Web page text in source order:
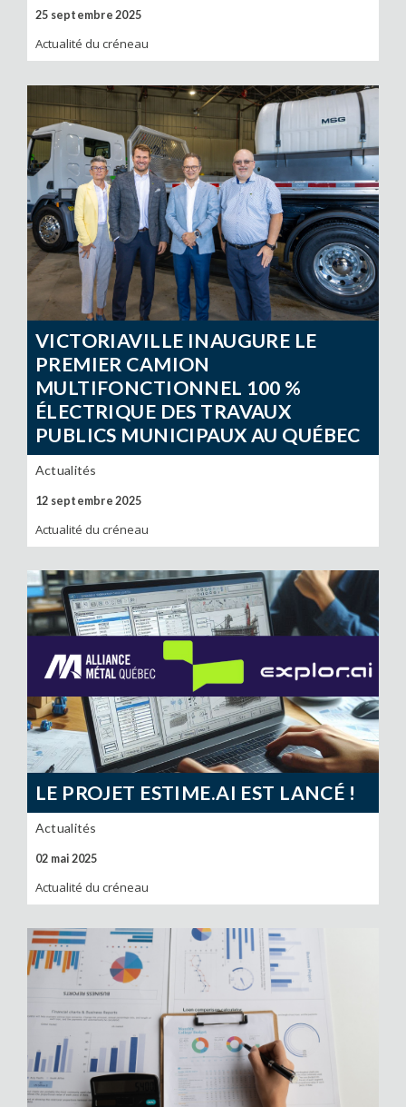
25 septembre 2025
Actualité du créneau
VICTORIAVILLE INAUGURE LE
PREMIER CAMION
MULTIFONCTIONNEL 100 %
ÉLECTRIQUE DES TRAVAUX
PUBLICS MUNICIPAUX AU QUÉBEC
Actualités
12 septembre 2025
Actualité du créneau
LE PROJET ESTIME.AI EST LANCÉ !
Actualités
02 mai 2025
Actualité du créneau